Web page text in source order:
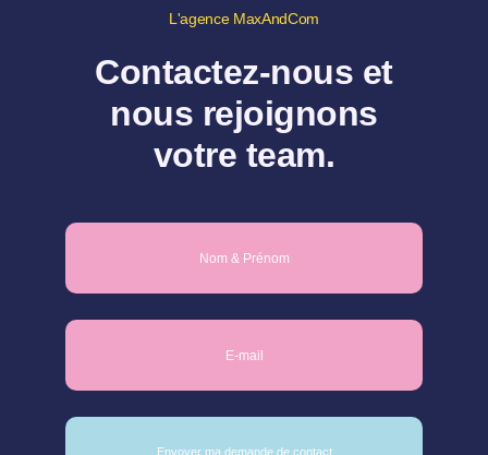
L'agence MaxAndCom
Contactez-nous et
nous rejoignons
votre team.